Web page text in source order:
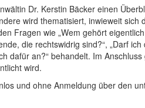
Dr. Kerstin Bäcker einen
wird thematisiert, inwieweit
Fragen wie „Wem gehört
die rechtswidrig sind?“, „Darf
dafür an?“ behandelt. Im
wird.
und ohne Anmeldung über den